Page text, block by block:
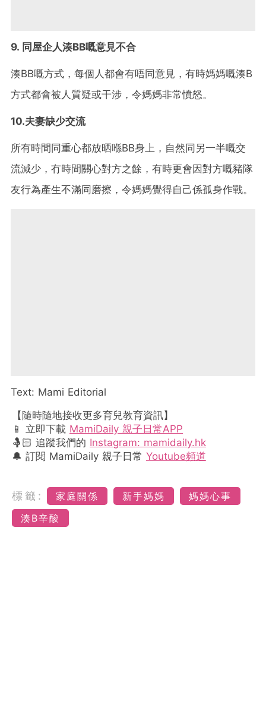
9. 同屋企人湊BB嘅意見不合
湊BB嘅方式，每個人都會有唔同意見，有時媽媽嘅湊B
方式都會被人質疑或干涉，令媽媽非常憤怒。
10.夫妻缺少交流
所有時間同重心都放晒喺BB身上，自然同另一半嘅交
流減少，冇時間關心對方之餘，有時更會因對方嘅豬隊
友行為產生不滿同磨擦，令媽媽覺得自己係孤身作戰。
Text: Mami Editorial
【隨時隨地接收更多育兒教育資訊】
📱 立即下載 MamiDaily 親子日常APP
🤱🏻 追蹤我們的 Instagram: mamidaily.hk
🔔 訂閱 MamiDaily 親子日常 Youtube頻道
標籤: 家庭關係 新手媽媽
媽媽心事
湊B辛酸